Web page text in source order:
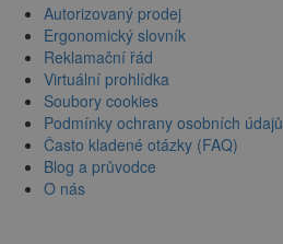
Autorizovaný prodej
Ergonomický slovník
Reklamační řád
Virtuální prohlídka
Soubory cookies
Podmínky ochrany osobních údajů
Často kladené otázky (FAQ)
Blog a průvodce
O nás